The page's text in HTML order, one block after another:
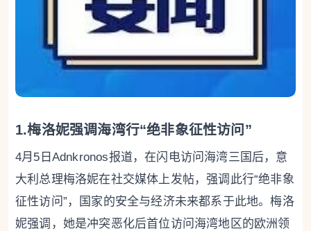
1.梅洛妮强调海湾行“绝非象征性访问”
4月5日Adnkronos报道，在闪电访问海湾三国后，意
大利总理梅洛妮在社交媒体上发帖，强调此行“绝非象
征性访问”，国家的安全与经济未来都系于此地。梅洛
妮强调，她是冲突恶化后首位访问海湾地区的欧洲领